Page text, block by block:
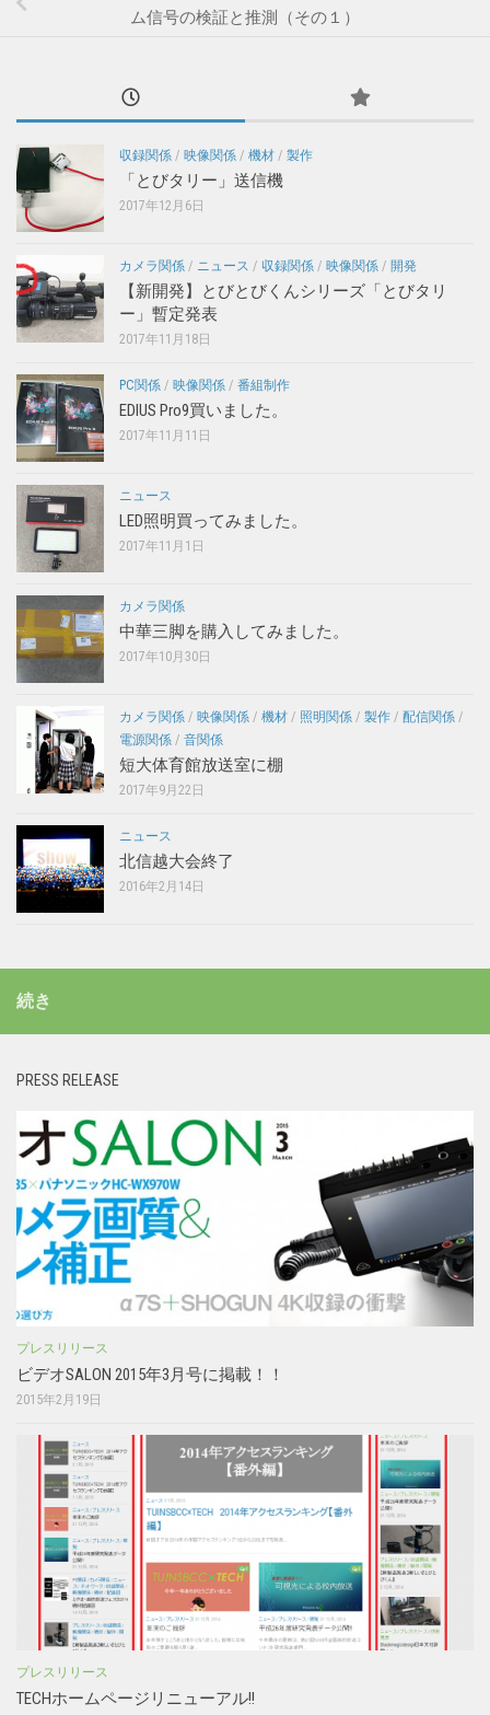
ム信号の検証と推測（その１）
収録関係 / 映像関係 / 機材 / 製作
「とびタリー」送信機
2017年12月6日
カメラ関係 / ニュース / 収録関係 / 映像関係 / 開発
【新開発】とびとびくんシリーズ「とびタリ
ー」暫定発表
2017年11月18日
PC関係 / 映像関係 / 番組制作
EDIUS Pro9買いました。
2017年11月11日
ニュース
LED照明買ってみました。
2017年11月1日
カメラ関係
中華三脚を購入してみました。
2017年10月30日
カメラ関係 / 映像関係 / 機材 / 照明関係 / 製作 / 配信関係 /
電源関係 / 音関係
短大体育館放送室に棚
2017年9月22日
ニュース
北信越大会終了
2016年2月14日
続き
PRESS RELEASE
プレスリリース
ビデオSALON 2015年3月号に掲載！！
2015年2月19日
プレスリリース
TECHホームページリニューアル!!